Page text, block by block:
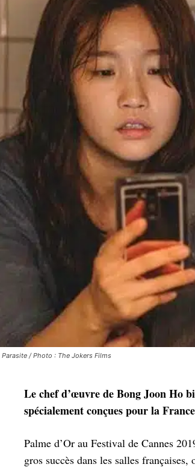
/ Photo : The Jokers Films
Le chef d’œuvre de Bong Joon Ho
spécialement conçues pour la
Palme d’Or au Festival de Cannes
gros succès dans les salles